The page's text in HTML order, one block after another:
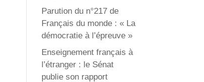
Parution du n°217 de
Français du monde : « La
démocratie à l’épreuve »
Enseignement français à
l’étranger : le Sénat
publie son rapport